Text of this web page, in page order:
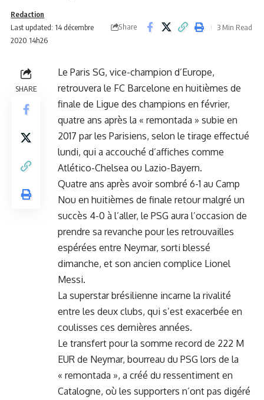
Last updated: 14 décembre
2020 14h26
Redaction
Share
3 Min Read
SHARE
Le Paris SG, vice-champion d’Europe,
retrouvera le FC Barcelone en huitièmes de
finale de Ligue des champions en février,
quatre ans après la « remontada » subie en
2017 par les Parisiens, selon le tirage effectué
lundi, qui a accouché d’affiches comme
Atlético-Chelsea ou Lazio-Bayern.
Quatre ans après avoir sombré 6-1 au Camp
Nou en huitièmes de finale retour malgré un
succès 4-0 à l’aller, le PSG aura l’occasion de
prendre sa revanche pour les retrouvailles
espérées entre Neymar, sorti blessé
dimanche, et son ancien complice Lionel
Messi.
La superstar brésilienne incarne la rivalité
entre les deux clubs, qui s’est exacerbée en
coulisses ces dernières années.
Le transfert pour la somme record de 222 M
EUR de Neymar, bourreau du PSG lors de la
« remontada », a créé du ressentiment en
Catalogne, où les supporters n’ont pas digéré